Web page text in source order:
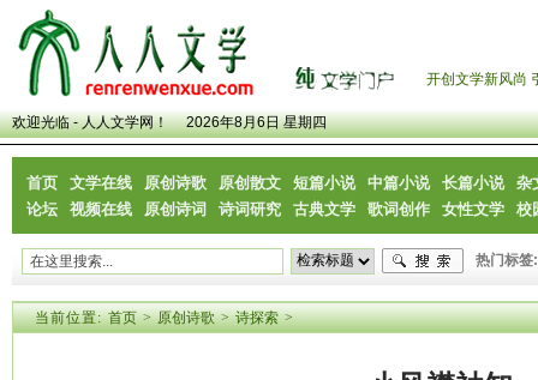
开创文学新风尚
欢迎光临 - 人人文学网！ 2026年8月6日 星期四
首页 文学在线 原创诗歌 原创散文 短篇小说 中篇小说 长篇小说
杂
论坛
视频在线 原创诗词 诗词研究 古典文学 歌词创作 女性文学 校
热门标签:
当前位置: 首页>原创诗歌>诗探索>